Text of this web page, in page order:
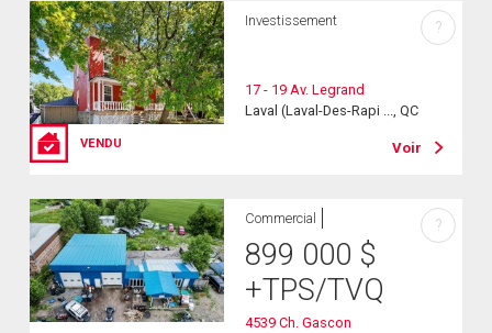
VENDU
Investissement
17 - 19 Av. Legrand
Laval (Laval-Des-Rapi ..., QC
Voir
?
Commercial
899 000 $
+TPS/TVQ
4539 Ch. Gascon
?